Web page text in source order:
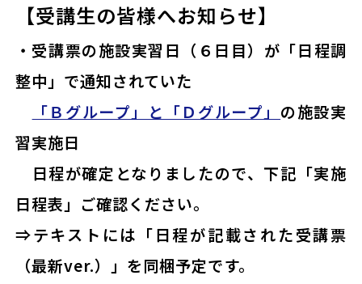
【受講生の皆様へお知らせ】
・受講票の施設実習日（６日目）が「日程調
整中」で通知されていた
「Ｂグループ」と「Ｄグループ」 の施設実
習実施日
日程が確定となりましたので、下記「実施
日程表」ご確認ください。
⇒テキストには「日程が記載された受講票
（最新ver.）」を同梱予定です。